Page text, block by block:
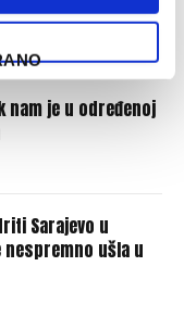
nam je u određenoj
Sarajevo u
nespremno ušla u